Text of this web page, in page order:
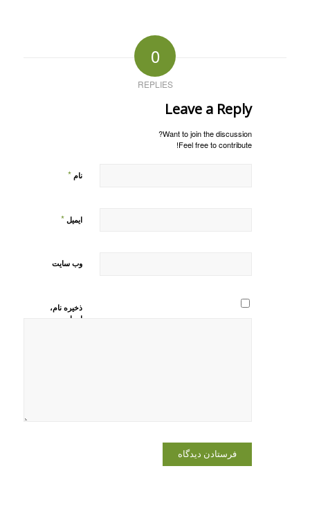
0
REPLIES
Leave a Reply
Want to join the discussion?
Feel free to contribute!
نام *
ایمیل *
وب‌ سایت
ذخیره نام،
ایمیل و